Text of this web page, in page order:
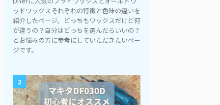
ッドワックスそれぞれの特徴と色味の違いを
紹介したページ。どっちもワックスだけど何
が違うの？自分はどっちを選んだらいいの？
とお悩みの方に参考にしていただきたいペー
ジです。
2